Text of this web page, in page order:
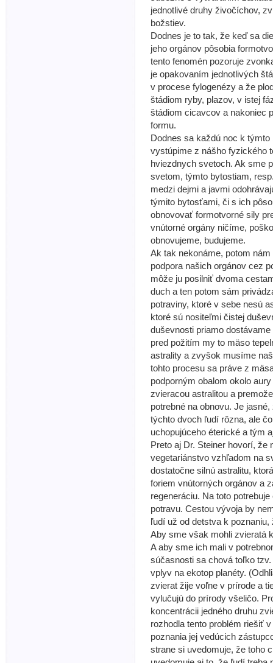
jednotlivé druhy živočíchov,
božstiev.
Dodnes je to tak, že keď sa
jeho orgánov pôsobia
tento fenomén pozoruje
je opakovaním jednotlivých
v procese fylogenézy a že
štádiom ryby, plazov, v istej
štádiom cicavcov a nakoniec
formu.
Dodnes sa každú noc k
vystúpime z nášho fyzického
hviezdnych svetoch. Ak sme
svetom, týmto bytostiam,
medzi dejmi a javmi
týmito bytosťami, či s ich
obnovovať formotvorné sily
vnútorné orgány ničíme,
obnovujeme, budujeme.
Ak tak nekonáme, potom
podpora našich orgánov cez
môže ju posilniť dvoma
duch a ten potom sám
potraviny, ktoré v sebe nesú
ktoré sú nositeľmi čistej
duševnosti priamo
pred požitím my to mäso
astrality a zvyšok musíme
tohto procesu sa práve z
podporným obalom okolo
zvieracou astralitou a
potrebné na obnovu. Je
týchto dvoch ľudí rôzna, ale
uchopujúceho éterické a tým
Preto aj Dr. Steiner hovorí, že
vegetariánstvo vzhľadom na
dostatočne silnú astralitu,
foriem vnútorných orgánov a
regeneráciu. Na toto
potravu. Cestou vývoja by
ľudí už od detstva k
Aby sme však mohli zvieratá
A aby sme ich mali v
súčasnosti sa chová toľko
vplyv na ekotop planéty.
zvierat žije voľne v prírode a
vylučujú do prírody všeličo.
koncentrácii jedného druhu
rozhodla tento problém riešiť
poznania jej vedúcich
strane si uvedomuje, že toho